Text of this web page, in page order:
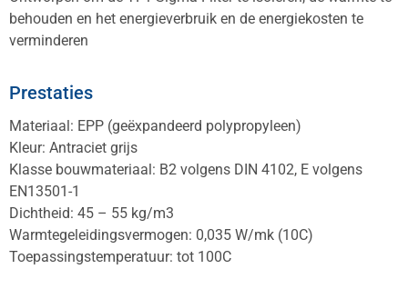
behouden en het energieverbruik en de energiekosten te
verminderen
Prestaties
Materiaal: EPP (geëxpandeerd polypropyleen)
Kleur: Antraciet grijs
Klasse bouwmateriaal: B2 volgens DIN 4102, E volgens
EN13501-1
Dichtheid: 45 – 55 kg/m3
Warmtegeleidingsvermogen: 0,035 W/mk (10C)
Toepassingstemperatuur: tot 100C